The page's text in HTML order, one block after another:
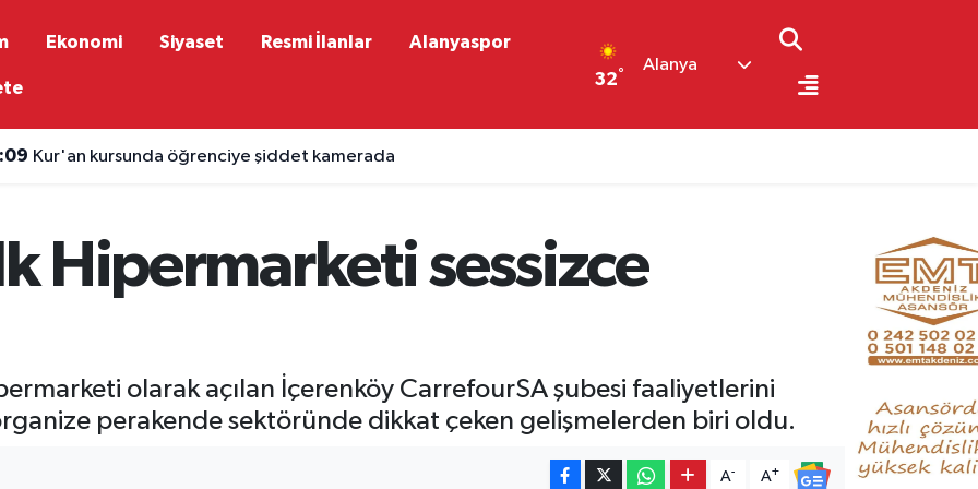
Ekonomi Siyaset Resmi İlanlar Alanyaspor
32°
Alanya
Kur'an kursunda öğrenciye şiddet kamerada
Hipermarketi sessizce
olarak açılan İçerenköy CarrefourSA şubesi faaliyetlerini
perakende sektöründe dikkat çeken gelişmelerden biri oldu.
A- A+